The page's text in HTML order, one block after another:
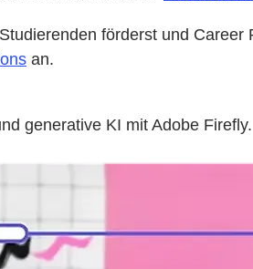
förderst und
an.
generative KI mit Adobe Firefly.